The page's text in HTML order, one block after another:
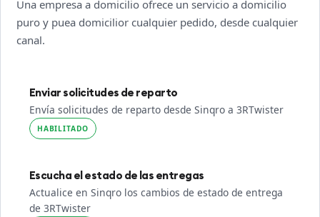
Una empresa a domicilio ofrece un servicio a domicilio
puro y puea domicilior cualquier pedido, desde cualquier
canal.
Enviar solicitudes de reparto
Envía solicitudes de reparto desde Sinqro a 3RTwister
HABILITADO
Escucha el estado de las entregas
Actualice en Sinqro los cambios de estado de entrega
de 3RTwister